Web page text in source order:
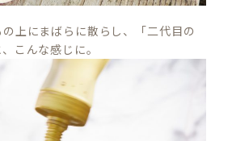
上にまばらに散らし、「二代目の
こんな感じに。